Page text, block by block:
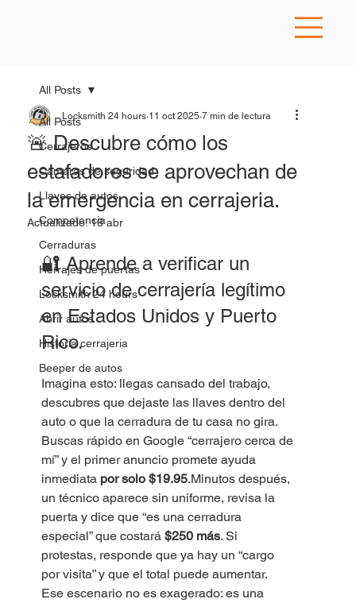
All Posts
Cerrajeros
Camaras de seguridad
Llaves de autos
Competencia
Cerraduras
Herrajes de puertas
Locksmith 24 hours
Abrir autos
Historia cerrajeria
Beeper de autos
All Posts
🚨 Descubre cómo los
estafadores se aprovechan de
la emergencia en cerrajeria.
Locksmith 24 hours 11 oct 2025 7 min de lectura
Actualizado:16 abr
🔐 Aprende a verificar un
servicio de cerrajería legítimo
en Estados Unidos y Puerto
Rico.
Imagina esto: llegas cansado del trabajo,
descubres que dejaste las llaves dentro del
auto o que la cerradura de tu casa no gira.
Buscas rápido en Google “cerrajero cerca de
mí” y el primer anuncio promete ayuda
inmediata por solo $19.95.Minutos después,
un técnico aparece sin uniforme, revisa la
puerta y dice que “es una cerradura
especial” que costará $250 más. Si
protestas, responde que ya hay un “cargo
por visita” y que el total puede aumentar.
Ese escenario no es exagerado: es una